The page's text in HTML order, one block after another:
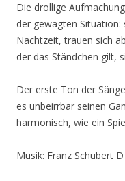
Die drollige
der gewagten
Nachtzeit, trauen sich
der das Ständchen gilt,
Der erste Ton der
es unbeirrbar seinen
harmonisch, wie ein
Musik: Franz Schubert